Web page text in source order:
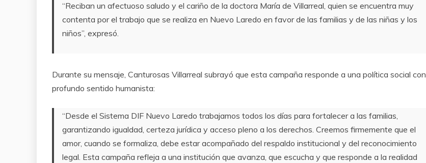
“Reciban un afectuoso saludo y el cariño de la doctora María de Villarreal, quien se encuentra muy
contenta por el trabajo que se realiza en Nuevo Laredo en favor de las familias y de las niñas y los
niños”, expresó.
Durante su mensaje, Canturosas Villarreal subrayó que esta campaña responde a una política social con
profundo sentido humanista:
“Desde el Sistema DIF Nuevo Laredo trabajamos todos los días para fortalecer a las familias,
garantizando igualdad, certeza jurídica y acceso pleno a los derechos. Creemos firmemente que el
amor, cuando se formaliza, debe estar acompañado del respaldo institucional y del reconocimiento
legal. Esta campaña refleja a una institución que avanza, que escucha y que responde a la realidad